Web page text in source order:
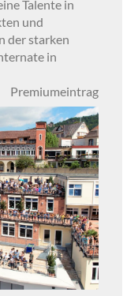
Talente in
und
der starken
in
Premiumeintrag